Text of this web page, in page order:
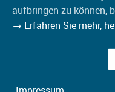
aufbringen zu können,
→ Erfahren Sie mehr,